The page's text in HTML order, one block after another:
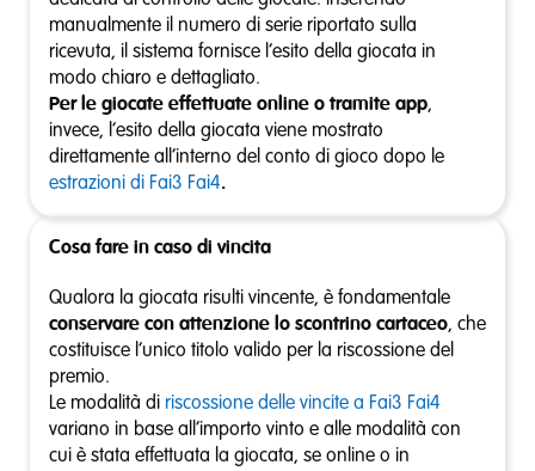
manualmente il numero di serie riportato sulla
ricevuta, il sistema fornisce l’esito della giocata in
modo chiaro e dettagliato.
Per le giocate effettuate online o tramite app,
invece, l’esito della giocata viene mostrato
direttamente all’interno del conto di gioco dopo le
estrazioni di Fai3 Fai4.
Cosa fare in caso di vincita
Qualora la giocata risulti vincente, è fondamentale
conservare con attenzione lo scontrino cartaceo, che
costituisce l’unico titolo valido per la riscossione del
premio.
Le modalità di riscossione delle vincite a Fai3 Fai4
variano in base all’importo vinto e alle modalità con
cui è stata effettuata la giocata, se online o in